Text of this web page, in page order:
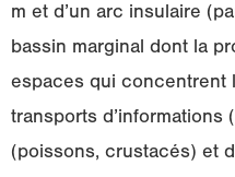
m et d’un arc insulaire
bassin marginal dont la
espaces qui concentrent
transports
(poissons, crustacés) et